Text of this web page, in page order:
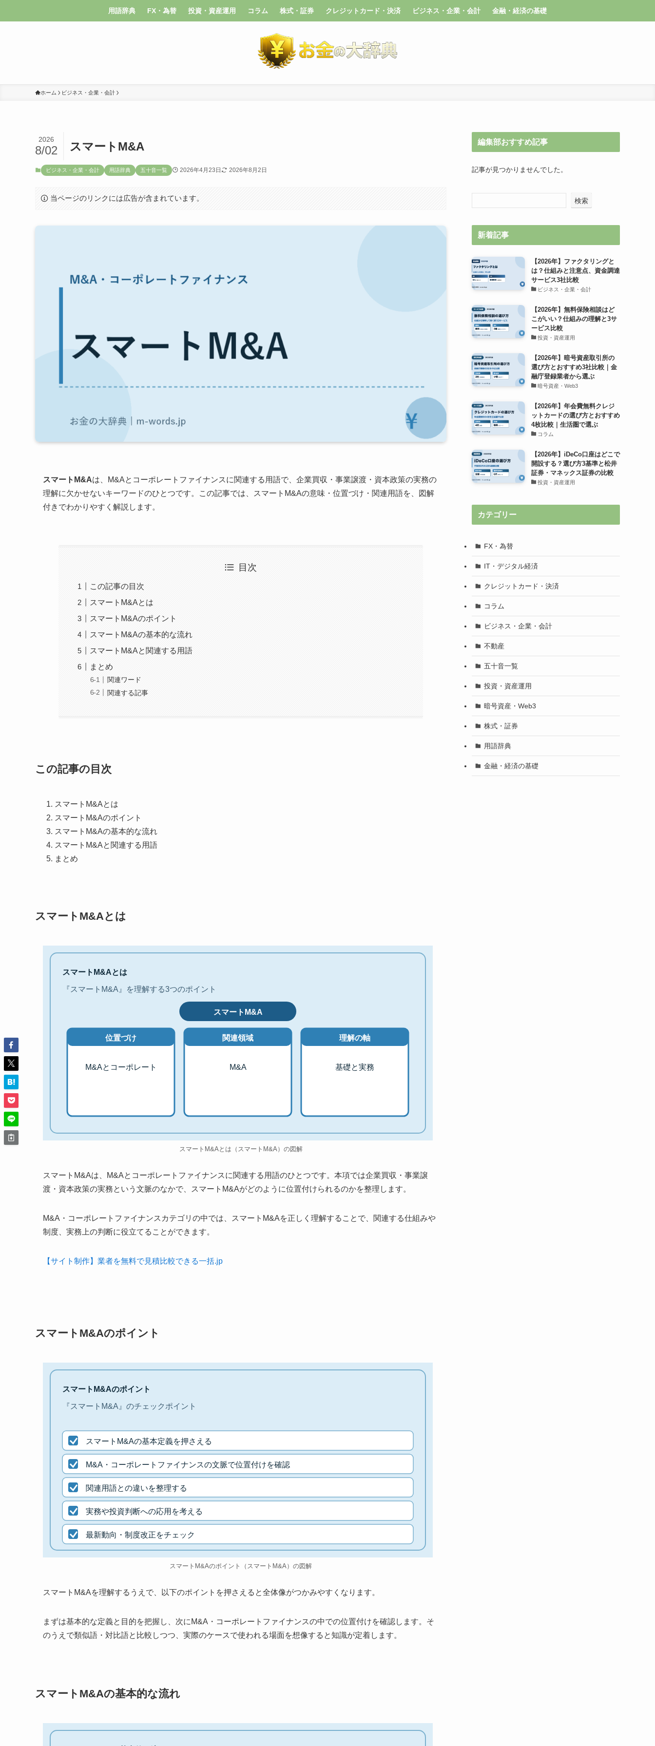
用語辞典 FX・為替 投資・資産運用 コラム 株式・証券 クレジットカード・決済 ビジネス・企業・会計 金融・経済の基礎
ホーム ビジネス・企業・会計
スマートM&A
2026
8/02
ビジネス・企業・会計 用語辞典 五十音一覧 2026年4月23日 2026年8月2日
当ページのリンクには広告が含まれています。
スマートM&Aは、M&Aとコーポレートファイナンスに関連する用語で、企業買収・事業譲渡・資本政策の実務の
理解に欠かせないキーワードのひとつです。この記事では、スマートM&Aの意味・位置づけ・関連用語を、図解
付きでわかりやすく解説します。
目次
この記事の目次
スマートM&Aとは
スマートM&Aのポイント
スマートM&Aの基本的な流れ
スマートM&Aと関連する用語
まとめ
関連ワード
関連する記事
この記事の目次
スマートM&Aとは
スマートM&Aのポイント
スマートM&Aの基本的な流れ
スマートM&Aと関連する用語
まとめ
スマートM&Aとは
スマートM&Aとは
『スマートM&A』を理解する3つのポイント
スマートM&A
位置づけ
M&Aとコーポレート
関連領域
M&A
理解の軸
基礎と実務
スマートM&Aとは（スマートM&A）の図解
スマートM&Aは、M&Aとコーポレートファイナンスに関連する用語のひとつです。本項では企業買収・事業譲
渡・資本政策の実務という文脈のなかで、スマートM&Aがどのように位置付けられるのかを整理します。
M&A・コーポレートファイナンスカテゴリの中では、スマートM&Aを正しく理解することで、関連する仕組みや
制度、実務上の判断に役立てることができます。
【サイト制作】業者を無料で見積比較できる一括.jp
スマートM&Aのポイント
スマートM&Aのポイント
『スマートM&A』のチェックポイント
スマートM&Aの基本定義を押さえる
M&A・コーポレートファイナンスの文脈で位置付けを確認
関連用語との違いを整理する
実務や投資判断への応用を考える
最新動向・制度改正をチェック
スマートM&Aのポイント（スマートM&A）の図解
スマートM&Aを理解するうえで、以下のポイントを押さえると全体像がつかみやすくなります。
まずは基本的な定義と目的を把握し、次にM&A・コーポレートファイナンスの中での位置付けを確認します。そ
のうえで類似語・対比語と比較しつつ、実際のケースで使われる場面を想像すると知識が定着します。
スマートM&Aの基本的な流れ
編集部おすすめ記事
記事が見つかりませんでした。
検索
新着記事
【2026年】ファクタリングと
は？仕組みと注意点、資金調達
サービス3社比較
ビジネス・企業・会計
【2026年】無料保険相談はど
こがいい？仕組みの理解と3サ
ービス比較
投資・資産運用
【2026年】暗号資産取引所の
選び方とおすすめ3社比較｜金
融庁登録業者から選ぶ
暗号資産・Web3
【2026年】年会費無料クレジ
ットカードの選び方とおすすめ
4枚比較｜生活圏で選ぶ
コラム
【2026年】iDeCo口座はどこで
開設する？選び方3基準と松井
証券・マネックス証券の比較
投資・資産運用
カテゴリー
FX・為替
IT・デジタル経済
クレジットカード・決済
コラム
ビジネス・企業・会計
不動産
五十音一覧
投資・資産運用
暗号資産・Web3
株式・証券
用語辞典
金融・経済の基礎